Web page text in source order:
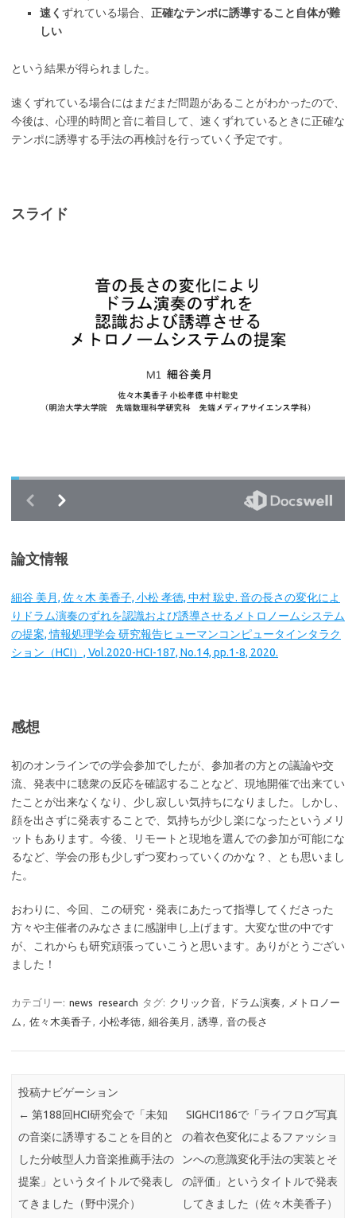
速く ずれている場合、 正確なテンポに誘導すること自体が難
しい
という結果が得られました。
速くずれている場合にはまだまだ問題があることがわかったので、
今後は、心理的時間と音に着目して、速くずれているときに正確な
テンポに誘導する手法の再検討を行っていく予定です。
スライド
論文情報
細谷 美月, 佐々木 美香子, 小松 孝徳, 中村 聡史. 音の長さの変化によ
りドラム演奏のずれを認識および誘導させるメトロノームシステム
の提案, 情報処理学会 研究報告ヒューマンコンピュータインタラク
ション（HCI）, Vol.2020-HCI-187, No.14, pp.1-8, 2020.
感想
初のオンラインでの学会参加でしたが、参加者の方との議論や交
流、発表中に聴衆の反応を確認することなど、現地開催で出来てい
たことが出来なくなり、少し寂しい気持ちになりました。しかし、
顔を出さずに発表することで、気持ちが少し楽になったというメリ
ットもあります。今後、リモートと現地を選んでの参加が可能にな
るなど、学会の形も少しずつ変わっていくのかな？、とも思いまし
た。
おわりに、今回、この研究・発表にあたって指導してくださった
方々や主催者のみなさまに感謝申し上げます。大変な世の中です
が、これからも研究頑張っていこうと思います。ありがとうござい
ました！
カテゴリー: news research タグ: クリック音 ドラム演奏
メトロノー
ム
佐々木美香子 小松孝徳 細谷美月 誘導 音の長さ
投稿ナビゲーション
← 第188回HCI研究会で「未知
の音楽に誘導することを目的と
した分岐型人力音楽推薦手法の
提案」というタイトルで発表し
てきました（野中滉介）
SIGHCI186で「ライフログ写真
の着衣色変化によるファッショ
ンへの意識変化手法の実装とそ
の評価」というタイトルで発表
してきました（佐々木美香子）